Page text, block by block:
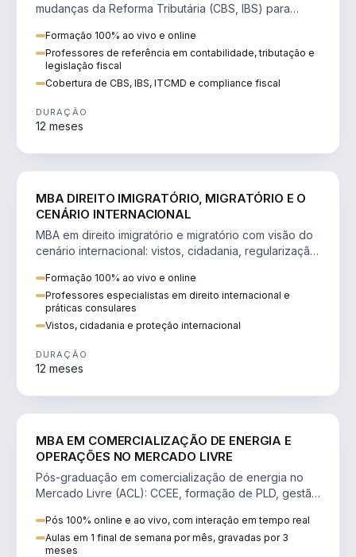
mudanças da Reforma Tributária (CBS, IBS) para
Formação 100% ao vivo e online
Professores de referência em contabilidade, tributação e
legislação fiscal
Cobertura de CBS, IBS, ITCMD e compliance fiscal
DURAÇÃO
12 meses
MBA DIREITO IMIGRATÓRIO, MIGRATÓRIO E O
CENÁRIO INTERNACIONAL
MBA em direito imigratório e migratório com visão do
cenário internacional: vistos, cidadania, regularização
Formação 100% ao vivo e online
Professores especialistas em direito internacional e
práticas consulares
Vistos, cidadania e proteção internacional
DURAÇÃO
12 meses
MBA EM COMERCIALIZAÇÃO DE ENERGIA E
OPERAÇÕES NO MERCADO LIVRE
Pós-graduação em comercialização de energia no
Mercado Livre (ACL): CCEE, formação de PLD, gestão
Pós 100% online e ao vivo, com interação em tempo real
Aulas em 1 final de semana por mês, gravadas por 3
meses